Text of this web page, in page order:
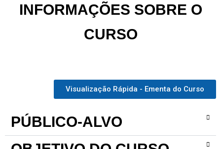
INFORMAÇÕES SOBRE O
CURSO
Visualização Rápida - Ementa do Curso
PÚBLICO-ALVO